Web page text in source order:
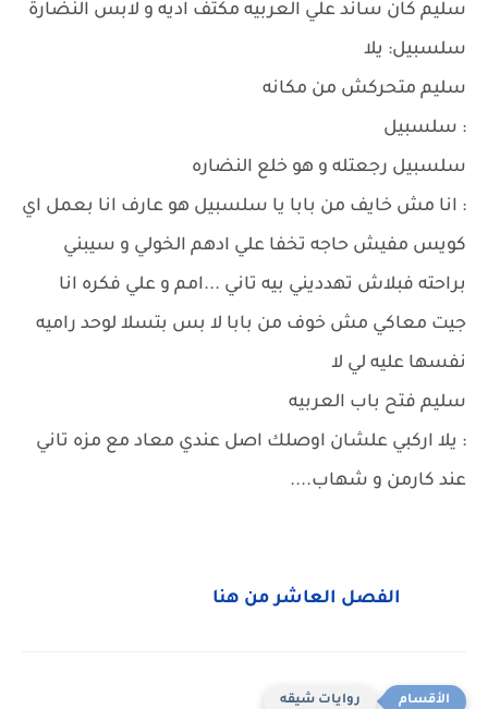
سليم كان ساند علي العربيه مكتف اديه و لابس النضارة
سلسبيل: يلا
سليم متحركش من مكانه
: سلسبيل
سلسبيل رجعتله و هو خلع النضاره
: انا مش خايف من بابا يا سلسبيل هو عارف انا بعمل اي
كويس مفيش حاجه تخفا علي ادهم الخولي و سيبني
براحته فبلاش تهدديني بيه تاني ...امم و علي فكره انا
جيت معاكي مش خوف من بابا لا بس بتسلا لوحد راميه
نفسها عليه لي لا
سليم فتح باب العربيه
: يلا اركبي علشان اوصلك اصل عندي معاد مع مزه تاني
عند كارمن و شهاب....
الفصل العاشر من هنا
روايات شيقه